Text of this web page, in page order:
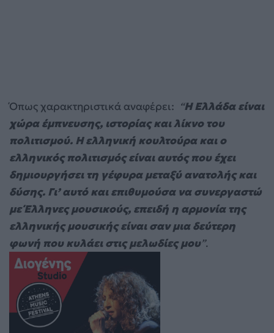
Όπως χαρακτηριστικά αναφέρει: “Η Ελλάδα είναι
χώρα έμπνευσης, ιστορίας και λίκνο του
πολιτισμού. Η ελληνική κουλτούρα και ο
ελληνικός πολιτισμός είναι αυτός που έχει
δημιουργήσει τη γέφυρα μεταξύ ανατολής και
δύσης. Γι’ αυτό και επιθυμούσα να συνεργαστώ
με Έλληνες μουσικούς, επειδή η αρμονία της
ελληνικής μουσικής είναι σαν μια δεύτερη
φωνή που κυλάει στις μελωδίες μου”.